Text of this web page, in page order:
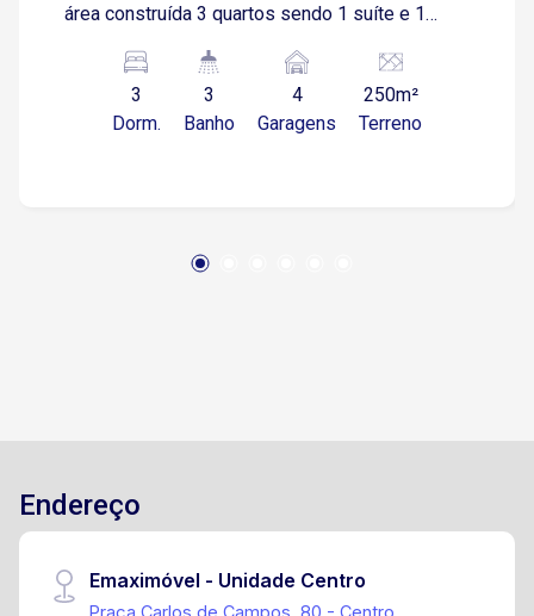
área construída 3 quartos sendo 1 suíte e 1
com pé-direito alto Cozinha integrada Área
gourmet com churrasqueira Quintal com
gramado Lavabo externo Lavanderia funcional e
minutos, facilitando deslocamento para outras
completa de lazer e segurança Piscina
Academia equipada Quadra poliesportiva Salão
visita e não perca essa oportunidade!
3
Dorm.
3
Banho
4
Garagens
250m²
Terreno
Endereço
Emaximóvel - Unidade Centro
Praça Carlos de Campos, 80 - Centro,